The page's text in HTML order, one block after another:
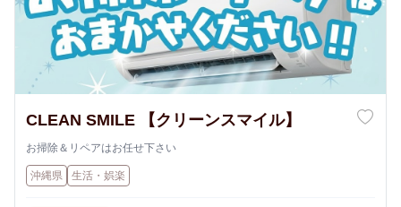
CLEAN SMILE 【クリーンスマイル】
お掃除＆リペアはお任せ下さい
沖縄県 生活・娯楽